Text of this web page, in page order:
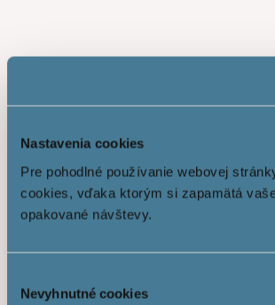
Nastavenia cookies
Pre pohodlné používanie webovej
cookies, vďaka ktorým si zapamätá
opakované návštevy.
súhlasu
Nevyhnutné cookies